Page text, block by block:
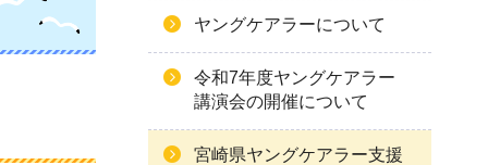
ヤングケアラーについて
令和7年度ヤングケアラー
講演会の開催について
宮崎県ヤングケアラー支援